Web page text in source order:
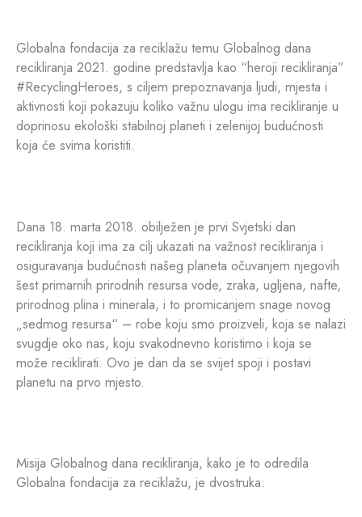
Globalna fondacija za reciklažu temu Globalnog dana
recikliranja 2021. godine predstavlja kao “heroji recikliranja”
#RecyclingHeroes, s ciljem prepoznavanja ljudi, mjesta i
aktivnosti koji pokazuju koliko važnu ulogu ima recikliranje u
doprinosu ekološki stabilnoj planeti i zelenijoj budućnosti
koja će svima koristiti.
Dana 18. marta 2018. obilježen je prvi Svjetski dan
recikliranja koji ima za cilj ukazati na važnost recikliranja i
osiguravanja budućnosti našeg planeta očuvanjem njegovih
šest primarnih prirodnih resursa vode, zraka, ugljena, nafte,
prirodnog plina i minerala, i to promicanjem snage novog
„sedmog resursa“ – robe koju smo proizveli, koja se nalazi
svugdje oko nas, koju svakodnevno koristimo i koja se
može reciklirati. Ovo je dan da se svijet spoji i postavi
planetu na prvo mjesto.
Misija Globalnog dana recikliranja, kako je to odredila
Globalna fondacija za reciklažu, je dvostruka: